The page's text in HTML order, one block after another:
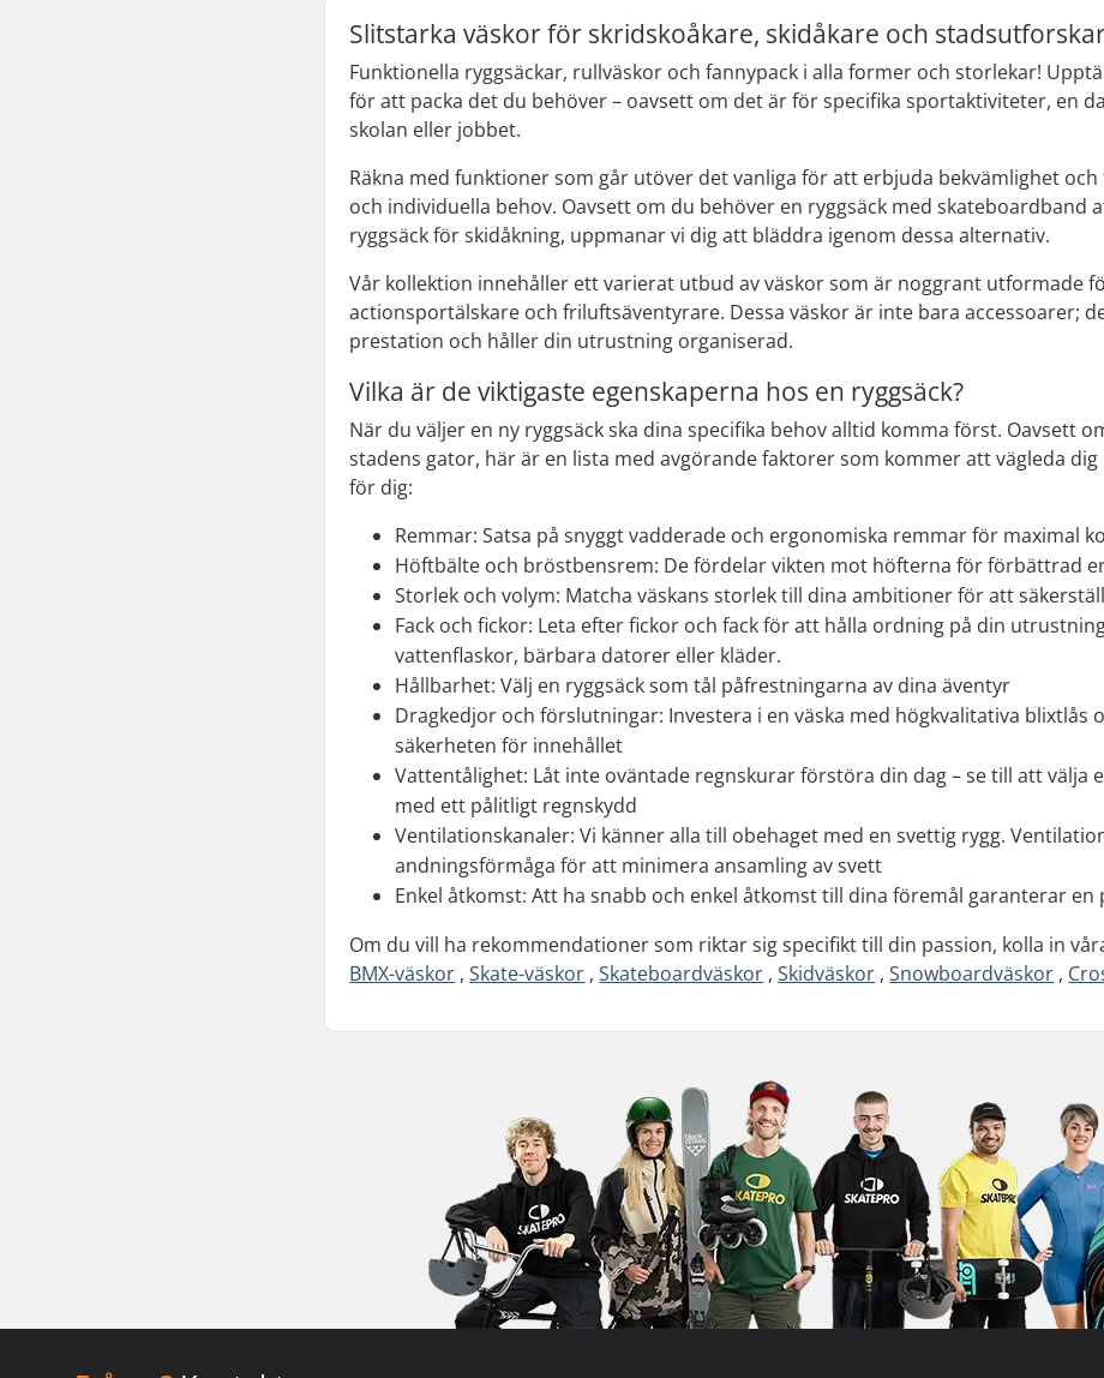
Slitstarka väskor för skridskoåkare, skidåkare och
Funktionella ryggsäckar, rullväskor och fannypack i alla former och storlekar!
för att packa det du behöver – oavsett om det är för specifika sportaktiviteter, en
skolan eller jobbet.
Räkna med funktioner som går utöver det vanliga för att erbjuda bekvämlighet
och individuella behov. Oavsett om du behöver en ryggsäck med skateboardband
ryggsäck för skidåkning, uppmanar vi dig att bläddra igenom dessa alternativ.
Vår kollektion innehåller ett varierat utbud av väskor som är noggrant utformade
actionsportälskare och friluftsäventyrare. Dessa väskor är inte bara accessoarer;
prestation och håller din utrustning organiserad.
Vilka är de viktigaste egenskaperna hos en ryggsäck?
När du väljer en ny ryggsäck ska dina specifika behov alltid komma först. Oavsett
stadens gator, här är en lista med avgörande faktorer som kommer att vägleda
för dig:
Remmar: Satsa på snyggt vadderade och ergonomiska remmar för maximal
Höftbälte och bröstbensrem: De fördelar vikten mot höfterna för förbättrad
Storlek och volym: Matcha väskans storlek till dina ambitioner för att
Fack och fickor: Leta efter fickor och fack för att hålla ordning på din
vattenflaskor, bärbara datorer eller kläder.
Hållbarhet: Välj en ryggsäck som tål påfrestningarna av dina äventyr
Dragkedjor och förslutningar: Investera i en väska med högkvalitativa
säkerheten för innehållet
Vattentålighet: Låt inte oväntade regnskurar förstöra din dag – se till att välja
med ett pålitligt regnskydd
Ventilationskanaler: Vi känner alla till obehaget med en svettig rygg.
andningsförmåga för att minimera ansamling av svett
Enkel åtkomst: Att ha snabb och enkel åtkomst till dina föremål garanterar
Om du vill ha rekommendationer som riktar sig specifikt till din passion, kolla in
BMX-väskor ,Skate-väskor ,Skateboardväskor ,Skidväskor ,Snowboardväskor ,